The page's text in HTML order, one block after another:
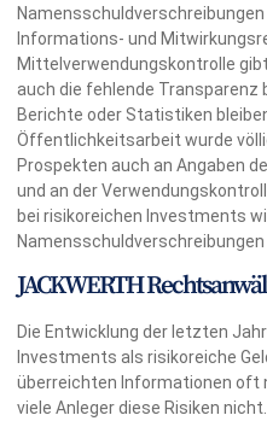
Informations- und
Mittelverwendungskontrolle
auch die fehlende Transparenz
Berichte oder Statistiken
Öffentlichkeitsarbeit wurde
Prospekten auch an Angaben
und an der
bei risikoreichen Investments
JACKWERTH
Die Entwicklung der letzten
Investments als risikoreiche
überreichten Informationen oft
viele Anleger diese Risiken